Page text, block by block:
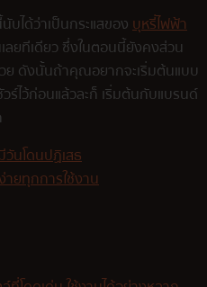
ได้ว่าเป็นกระแสของบุหรี่ไฟฟ้า
ลยทีเดียว ซึ่งในตอนนี้ยังคงส่วน
ดังนั้นถ้าคุณอยากจะเริ่มต้นแบบ
ร์ไว้ก่อนแล้วละก็ เริ่มต้นกับแบรนด์
นโดนปฏิเสธ
ายทุกการใช้งาน